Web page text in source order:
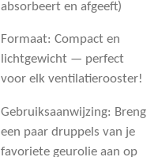
absorbeert en afgeeft)
Formaat: Compact en
lichtgewicht — perfect
voor elk ventilatierooster!
Gebruiksaanwijzing: Breng
een paar druppels van je
favoriete geurolie aan op